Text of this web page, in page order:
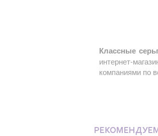
Классные
интернет-
компаниями по